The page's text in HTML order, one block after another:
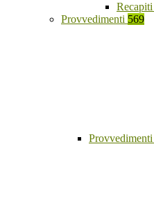
Provvedimenti 569